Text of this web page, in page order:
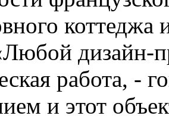
коттеджа
дизайн-
работа, -
и этот